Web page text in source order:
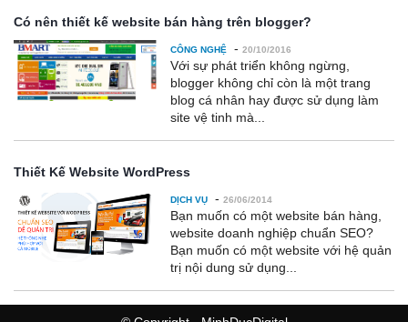
Có nên thiết kế website bán hàng trên blogger?
CÔNG NGHỆ - 20/10/2016
Với sự phát triển không ngừng,
blogger không chỉ còn là một trang
blog cá nhân hay được sử dụng làm
site vệ tinh mà...
Thiết Kế Website WordPress
DỊCH VỤ - 26/06/2014
Bạn muốn có một website bán hàng,
website doanh nghiệp chuẩn SEO?
Bạn muốn có một website với hệ quản
trị nội dung sử dụng...